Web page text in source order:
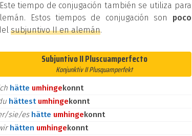
tiempo de conjugación también se utiliza para
Estos tiempos de conjugación son poco
subjuntivo II en alemán.
Subjuntivo II Pluscuamperfecto
Konjunktiv II Plusquamperfekt
hätte umhingekonnt
hättest umhingekonnt
sie/es hätte umhingekonnt
hätten umhingekonnt